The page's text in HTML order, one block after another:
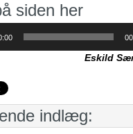
siden her
Eskild
indlæg: